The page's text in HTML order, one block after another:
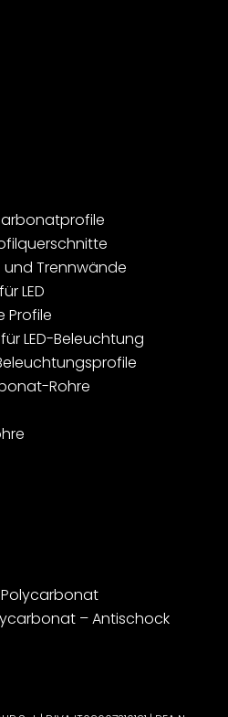
Trennwände
LED
Profile
LED-Beleuchtung
Rohre
– Antischock